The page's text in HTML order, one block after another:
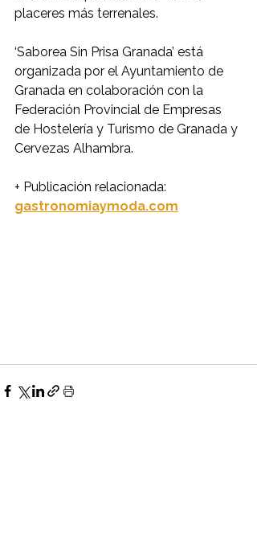
placeres más terrenales.
‘Saborea Sin Prisa Granada’ está
organizada por el Ayuntamiento de
Granada en colaboración con la
Federación Provincial de Empresas
de Hostelería y Turismo de Granada y
Cervezas Alhambra.
+ Publicación relacionada:
gastronomiaymoda.com